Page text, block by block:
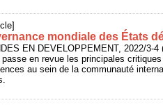
mondiale des États
EN DEVELOPPEMENT, 2022/3-4
en revue les principales
au sein de la communauté